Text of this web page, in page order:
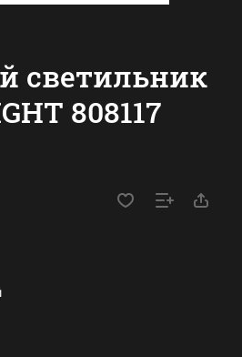
светильник
808117